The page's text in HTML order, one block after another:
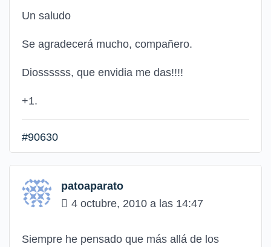
Un saludo
Se agradecerá mucho, compañero.
Diossssss, que envidia me das!!!!
+1.
#90630
patoaparato
4 octubre, 2010 a las 14:47
Siempre he pensado que más allá de los